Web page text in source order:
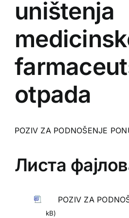
uništenja
otpada
POZIV ZA PODNOŠENJE
Листа
POZIV ZA
kB)